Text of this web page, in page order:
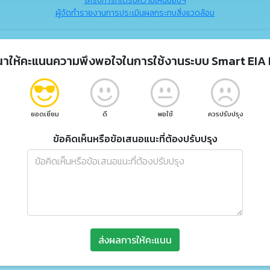
ผู้จัดทำรายงานการประเมินผลกระทบสิ่งแวดล้อม
ให้คะแนนความพึงพอใจในการใช้งานระบบ Smart EIA
ยอดเยี่ยม ดี พอใช้ ควรปรับปรุง
ข้อคิดเห็นหรือข้อเสนอแนะที่ต้องปรับปรุง
ส่งผลการให้คะแนน